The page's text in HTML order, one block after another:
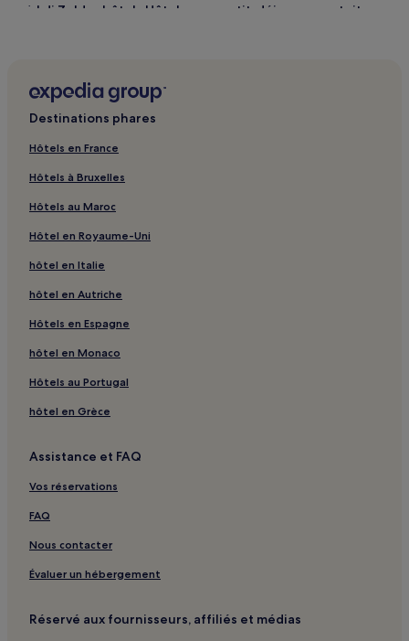
Val di Zoldo : hôtels Hôtels avec petit-déjeuner gratuit
Gare de Santa Croce del Lago : hôtels à proximité
Molini : hôtels
Rua : hôtels
Santa Croce : hôtels
Navenze : hôtels
Chies : hôtels
Belluno : hôtels Hôtels acceptant les animaux de
Belluno : Chambres d’hôtes
Belluno : hôtels Hôtels d’affaires
Belluno : hôtels
Ponte nelle Alpi : hôtels
Lac de Santa Croce : Maisons de campagne
Follina : hôtels Hôtels avec petit-déjeuner gratuit
Destinations phares
Hôtels en France
Hôtels à Bruxelles
Hôtels au Maroc
Hôtel en Royaume-Uni
hôtel en Italie
hôtel en Autriche
Hôtels en Espagne
hôtel en Monaco
Hôtels au Portugal
hôtel en Grèce
Assistance et FAQ
Vos réservations
FAQ
Nous contacter
Évaluer un hébergement
Réservé aux fournisseurs, affiliés et médias